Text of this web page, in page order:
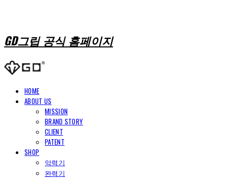
GD그립 공식 홈페이지
HOME
ABOUT US
MISSION
BRAND STORY
CLIENT
PATENT
SHOP
악력기
완력기